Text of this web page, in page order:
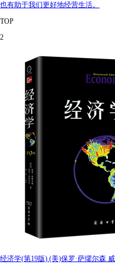
也有助于我们更好地经营生活。
TOP
2
经济学(第19版) (美)保罗·萨缪尔森